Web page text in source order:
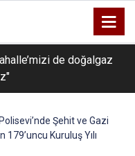
de doğalgaz
Polisevi’nde Şehit ve Gazi
179’uncu Kuruluş Yılı